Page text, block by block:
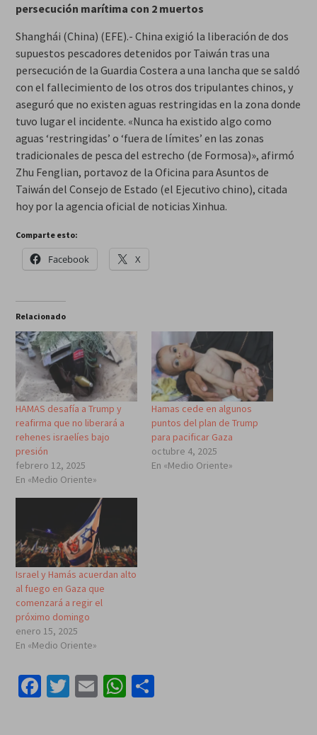
persecución marítima con 2 muertos
Shanghái (China) (EFE).- China exigió la liberación de dos
supuestos pescadores detenidos por Taiwán tras una
persecución de la Guardia Costera a una lancha que se saldó
con el fallecimiento de los otros dos tripulantes chinos, y
aseguró que no existen aguas restringidas en la zona donde
tuvo lugar el incidente. «Nunca ha existido algo como
aguas ‘restringidas’ o ‘fuera de límites’ en las zonas
tradicionales de pesca del estrecho (de Formosa)», afirmó
Zhu Fenglian, portavoz de la Oficina para Asuntos de
Taiwán del Consejo de Estado (el Ejecutivo chino), citada
hoy por la agencia oficial de noticias Xinhua.
Comparte esto:
Facebook X
Relacionado
HAMAS desafía a Trump y
reafirma que no liberará a
rehenes israelíes bajo
presión
febrero 12, 2025
En «Medio Oriente»
Hamas cede en algunos
puntos del plan de Trump
para pacificar Gaza
octubre 4, 2025
En «Medio Oriente»
Israel y Hamás acuerdan alto
al fuego en Gaza que
comenzará a regir el
próximo domingo
enero 15, 2025
En «Medio Oriente»
Facebook
Twitter
EmailWhatsApp
Compartir